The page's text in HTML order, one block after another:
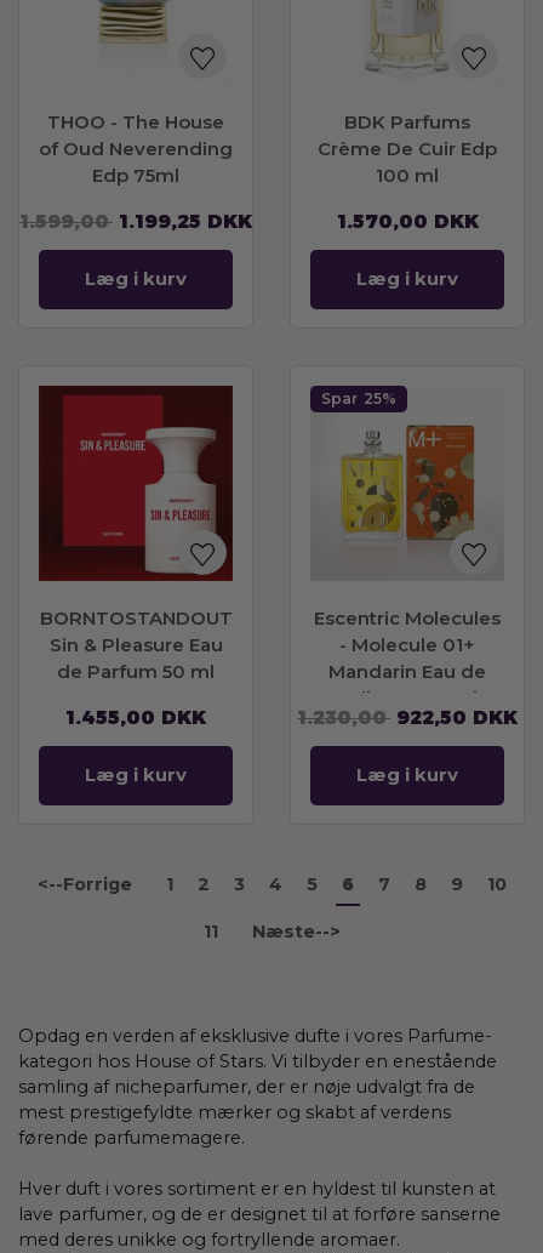
THOO - The House
of Oud Neverending
Edp 75ml
1.599,00 1.199,25 DKK
Læg i kurv
BDK Parfums
Crème De Cuir Edp
100 ml
1.570,00 DKK
Læg i kurv
BORNTOSTANDOUT
Sin & Pleasure Eau
de Parfum 50 ml
1.455,00 DKK
Læg i kurv
Spar 25%
Escentric Molecules
- Molecule 01+
Mandarin Eau de
Toilette 100 ml
1.230,00 922,50 DKK
Læg i kurv
<--Forrige 1 2 3 4 5 6 7 8 9 10
11 Næste-->
Opdag en verden af ​​eksklusive dufte i vores Parfume-
kategori hos House of Stars. Vi tilbyder en enestående
samling af nicheparfumer, der er nøje udvalgt fra de
mest prestigefyldte mærker og skabt af verdens
førende parfumemagere.
Hver duft i vores sortiment er en hyldest til kunsten at
lave parfumer, og de er designet til at forføre sanserne
med deres unikke og fortryllende aromaer.